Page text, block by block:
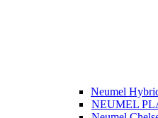
Neumel
NEUMEL